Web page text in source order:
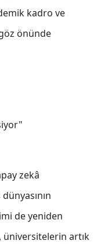
kadro ve
önünde
zekâ
de yeniden
artık